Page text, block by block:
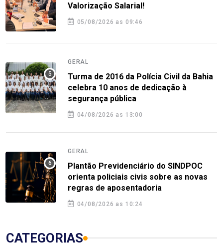
Valorização Salarial!
05/08/2026 as 09:46
GERAL
Turma de 2016 da Polícia Civil da Bahia
celebra 10 anos de dedicação à
segurança pública
04/08/2026 as 13:00
GERAL
Plantão Previdenciário do SINDPOC
orienta policiais civis sobre as novas
regras de aposentadoria
04/08/2026 as 10:24
CATEGORIAS